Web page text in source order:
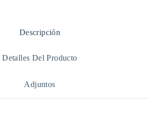
Descripción
Detalles Del Producto
Adjuntos